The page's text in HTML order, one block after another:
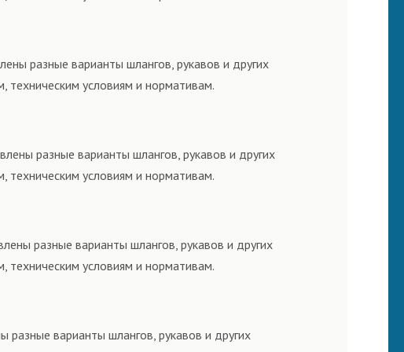
разные варианты шлангов, рукавов и других
техническим условиям и нормативам.
разные варианты шлангов, рукавов и других
техническим условиям и нормативам.
разные варианты шлангов, рукавов и других
техническим условиям и нормативам.
разные варианты шлангов, рукавов и других